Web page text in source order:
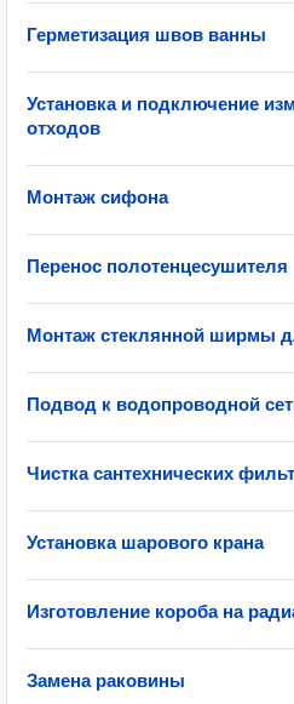
Герметизация швов ванны
Установка и подключение
отходов
Монтаж сифона
Перенос полотенцесушителя
Монтаж стеклянной ширмы
Подвод к водопроводной
Чистка сантехнических
Установка шарового крана
Изготовление короба на
Замена раковины